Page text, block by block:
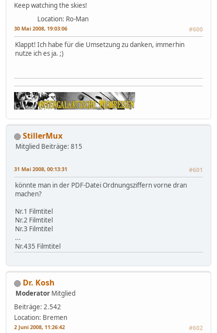
Keep watching the skies!
Location: Ro-Man
30 Mai 2008, 19:03:06 #600
Klappt! Ich habe für die Umsetzung zu danken, immerhin
nutze ich es ja. ;)
StillerMux
Mitglied Beiträge: 815
31 Mai 2008, 00:13:31 #601
könnte man in der PDF-Datei Ordnungsziffern vorne dran
machen?
Nr.1 Filmtitel
Nr.2 Filmtitel
Nr.3 Filmtitel
...
Nr.435 Filmtitel
Dr. Kosh
Moderator Mitglied
Beiträge: 2.542
Location: Bremen
2 Juni 2008, 11:26:42 #602